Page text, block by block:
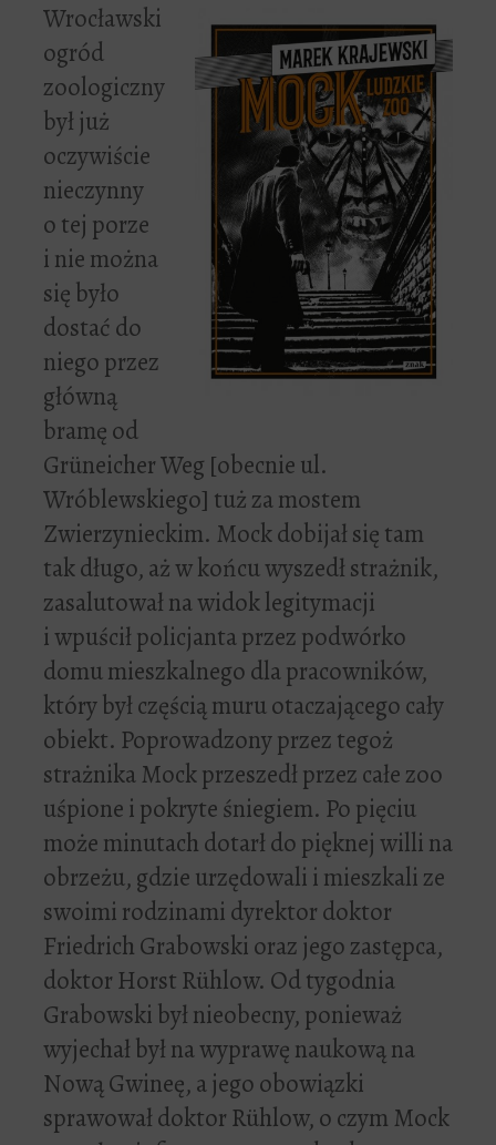
Wrocławski
ogród
zoologiczny
był już
oczywiście
nieczynny
o tej porze
i nie można
się było
dostać do
niego przez
główną
bramę od
Grüneicher Weg [obecnie ul.
Wróblewskiego] tuż za mostem
Zwierzynieckim. Mock dobijał się tam
tak długo, aż w końcu wyszedł strażnik,
zasalutował na widok legitymacji
i wpuścił policjanta przez podwórko
domu mieszkalnego dla pracowników,
który był częścią muru otaczającego cały
obiekt. Poprowadzony przez tegoż
strażnika Mock przeszedł przez całe zoo
uśpione i pokryte śniegiem. Po pięciu
może minutach dotarł do pięknej willi na
obrzeżu, gdzie urzędowali i mieszkali ze
swoimi rodzinami dyrektor doktor
Friedrich Grabowski oraz jego zastępca,
doktor Horst Rühlow. Od tygodnia
Grabowski był nieobecny, ponieważ
wyjechał był na wyprawę naukową na
Nową Gwineę, a jego obowiązki
sprawował doktor Rühlow, o czym Mock